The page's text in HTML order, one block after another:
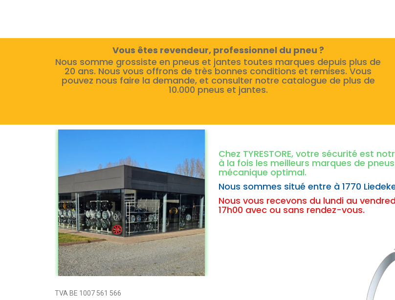
Vous êtes revendeur, professionnel du pneu ?
Nous somme grossiste en pneus et jantes toutes marques depuis plus de
20 ans. Nous vous offrons de très bonnes conditions et remises. Vous
pouvez nous faire la demande, et consulter notre catalogue de plus de
10.000 pneus et jantes.
TVA BE 1007 561 566
Chez TYRESTORE, votre sécurité est
à la fois les meilleurs marques de
mécanique optimal.
Nous sommes situé entre à 1770
Nous vous recevons du lundi au
17h00 avec ou sans rendez-vous.